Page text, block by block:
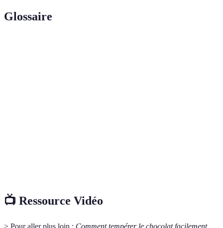
Glossaire
📺 Ressource Vidéo
> Pour aller plus loin : Comment tempérer le chocolat facilement,